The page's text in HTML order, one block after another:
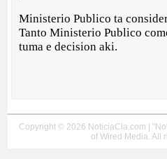
Ministerio Publico ta
Tanto Ministerio Publico
tuma e decision aki.
Copyright © 2026 NoticiaCla.com |
of Wired Media. All